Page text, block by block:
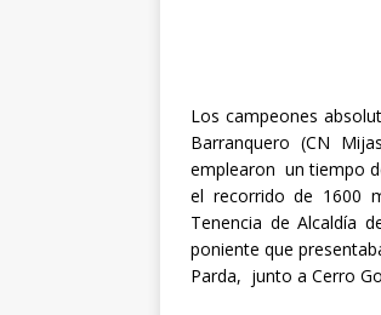
Los campeones
Barranquero (CN
emplearon un tiempo
el recorrido de 1600
Tenencia de Alcaldía
poniente que
Parda, junto a Cerro